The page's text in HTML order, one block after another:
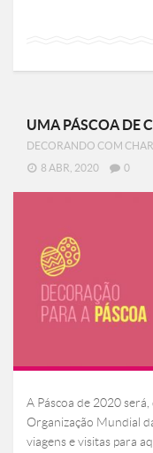
UMA PÁSCOA DE
DECORANDO COM
8 ABR, 2020
0
A Páscoa de 2020
Organização Mundial
viagens e visitas para